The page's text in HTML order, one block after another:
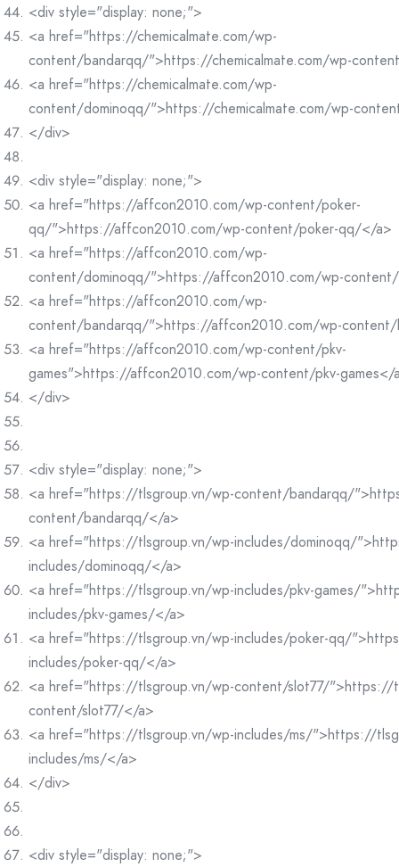
<div style="display: none;">
<a href="https://chemicalmate.com/wp-
content/bandarqq/">https://chemicalmate.com/wp-
<a href="https://chemicalmate.com/wp-
content/dominoqq/">https://chemicalmate.com/wp-
</div>
<div style="display: none;">
<a href="https://affcon2010.com/wp-content/poker-
qq/">https://affcon2010.com/wp-content/poker-qq/</a>
<a href="https://affcon2010.com/wp-
content/dominoqq/">https://affcon2010.com/wp-
<a href="https://affcon2010.com/wp-
content/bandarqq/">https://affcon2010.com/wp-
<a href="https://affcon2010.com/wp-content/pkv-
games">https://affcon2010.com/wp-content/pkv-games</
</div>
<div style="display: none;">
<a href="https://tlsgroup.vn/wp-content/bandarqq/
content/bandarqq/</a>
<a href="https://tlsgroup.vn/wp-includes/dominoqq/
includes/dominoqq/</a>
<a href="https://tlsgroup.vn/wp-includes/pkv-games/
includes/pkv-games/</a>
<a href="https://tlsgroup.vn/wp-includes/poker-qq/
includes/poker-qq/</a>
<a href="https://tlsgroup.vn/wp-content/slot77/">https://
content/slot77/</a>
<a href="https://tlsgroup.vn/wp-includes/ms/">https://
includes/ms/</a>
</div>
<div style="display: none;">